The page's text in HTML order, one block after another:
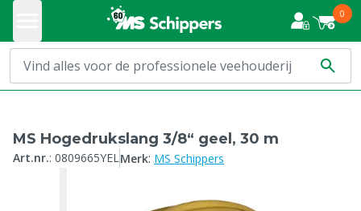
0
MS Hogedrukslang 3/8“ geel, 30 m
Art.nr.: 0809665YELMerk: MS Schippers